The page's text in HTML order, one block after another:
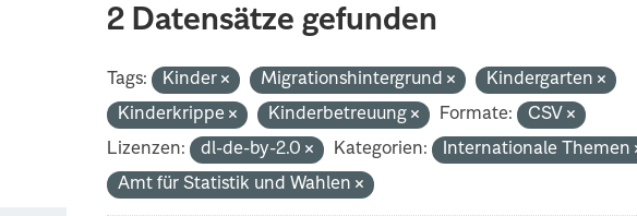
2 Datensätze gefunden
Tags: Kinder Migrationshintergrund
Kindergarten
Kinderkrippe
Kinderbetreuung Formate:
CSV
Lizenzen:
dl-de-by-2.0 Kategorien: Internationale Themen
Amt für Statistik und Wahlen